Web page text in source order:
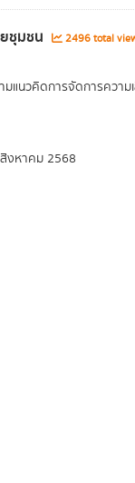
ชุมชน 2496 total
มแนวคิดการจัดการคว
งหาคม 2568